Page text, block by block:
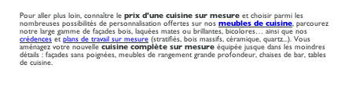
Pour aller plus loin, connaître le prix d'une cuisine sur mesure et choisir parmi les
nombreuses possibilités de personnalisation offertes sur nos meubles de cuisine, parcourez
notre large gamme de façades bois, laquées mates ou brillantes, bicolores… ainsi que nos
crédences etplans de travail sur mesure (stratifiés, bois massifs, céramique, quartz...). Vous
aménagez votre nouvelle cuisine complète sur mesure équipée jusque dans les moindres
détails : façades sans poignées, meubles de rangement grande profondeur, chaises de bar, tables
de cuisine.